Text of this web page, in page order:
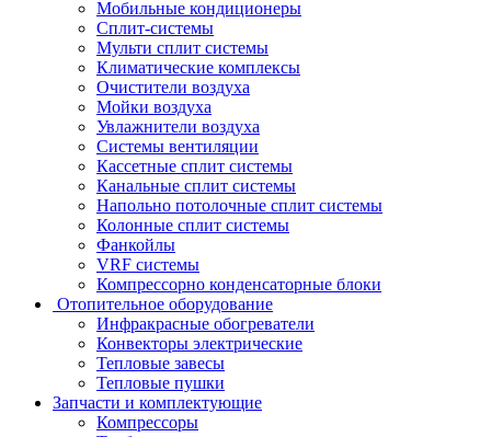
Мобильные кондиционеры
Сплит-системы
Мульти сплит системы
Климатические комплексы
Очистители воздуха
Мойки воздуха
Увлажнители воздуха
Системы вентиляции
Кассетные сплит системы
Канальные сплит системы
Напольно потолочные сплит системы
Колонные сплит системы
Фанкойлы
VRF системы
Компрессорно конденсаторные блоки
Отопительное оборудование
Инфракрасные обогреватели
Конвекторы электрические
Тепловые завесы
Тепловые пушки
Запчасти и комплектующие
Компрессоры